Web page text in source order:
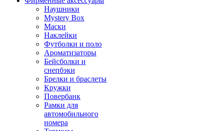
Наушники
Mystery Box
Маски
Наклейки
Футболки и поло
Ароматизаторы
Бейсболки и
снепбэки
Брелки и браслеты
Кружки
Повербанк
Рамки для
автомобильного
номера